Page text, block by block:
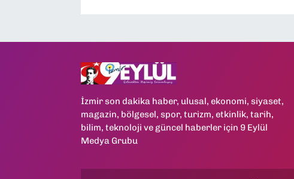
İzmir son dakika haber, ulusal, ekonomi, siyaset,
magazin, bölgesel, spor, turizm, etkinlik, tarih,
bilim, teknoloji ve güncel haberler için 9 Eylül
Medya Grubu